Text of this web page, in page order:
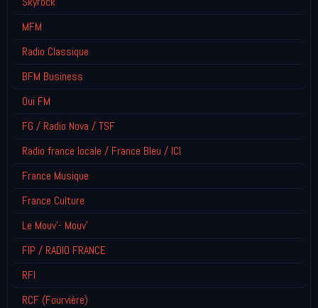
MFM
Radio Classique
BFM Business
Oui FM
FG / Radio Nova / TSF
Radio france locale / France Bleu / ICI
France Musique
France Culture
Le Mouv'- Mouv'
FIP / RADIO FRANCE
RFI
RCF (Fourvière)